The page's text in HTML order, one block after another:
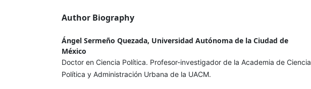
Author Biography
Ángel Sermeño Quezada, Universidad Autónoma de la Ciudad de
México
Doctor en Ciencia Política. Profesor-investigador de la Academia de Ciencia
Política y Administración Urbana de la UACM.